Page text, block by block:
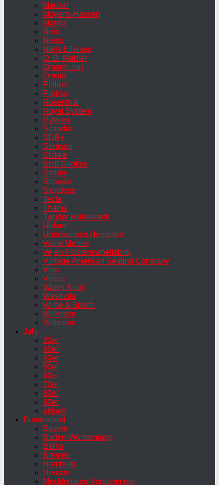
Mauser
Mogens Hansen
Montis
Nelo
Nesto
Niels Eilersen
O. D. Møbler
Omann Jun
Omnia
Philips
Profilia
Rosenthal
Royal System
Rykken
Scandia
SDR+
Sormani
Stokke
Stoll Giroflex
Stouby
Strässle
Swedese
Tecta
Thams
Tønder Møbelværk
Uldum
Unbekannter Hersteller
Vatne Møbler
Vejen Polstermøbelfabrik
Vintage American Seating Company
Vitra
Vitsoe
Walter Knoll
Westnofa
Wilde & Spieth
Wilkhahn
Wittmann
Jahr
20er
30er
40er
50er
60er
70er
80er
90er
aktuell
Bundesland
Bayern
Baden-Württemberg
Berlin
Bremen
Hamburg
Hessen
Mecklenburg-Vorpommern